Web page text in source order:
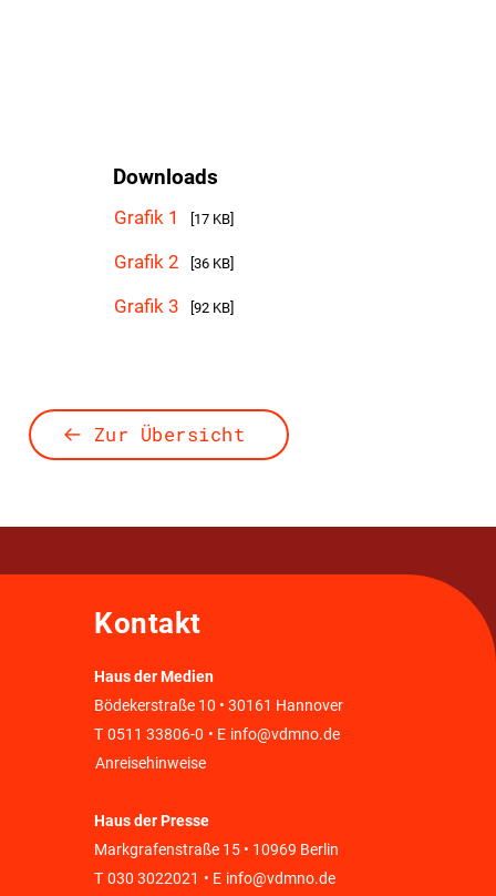
Downloads
Grafik 1 [17 KB]
Grafik 2 [36 KB]
Grafik 3 [92 KB]
Zur Übersicht
Kontakt
Haus der Medien
Bödekerstraße 10 • 30161 Hannover
T 0511 33806-0 • E info@vdmno.de
Anreisehinweise
Haus der Presse
Markgrafenstraße 15 • 10969 Berlin
T 030 3022021 • E info@vdmno.de